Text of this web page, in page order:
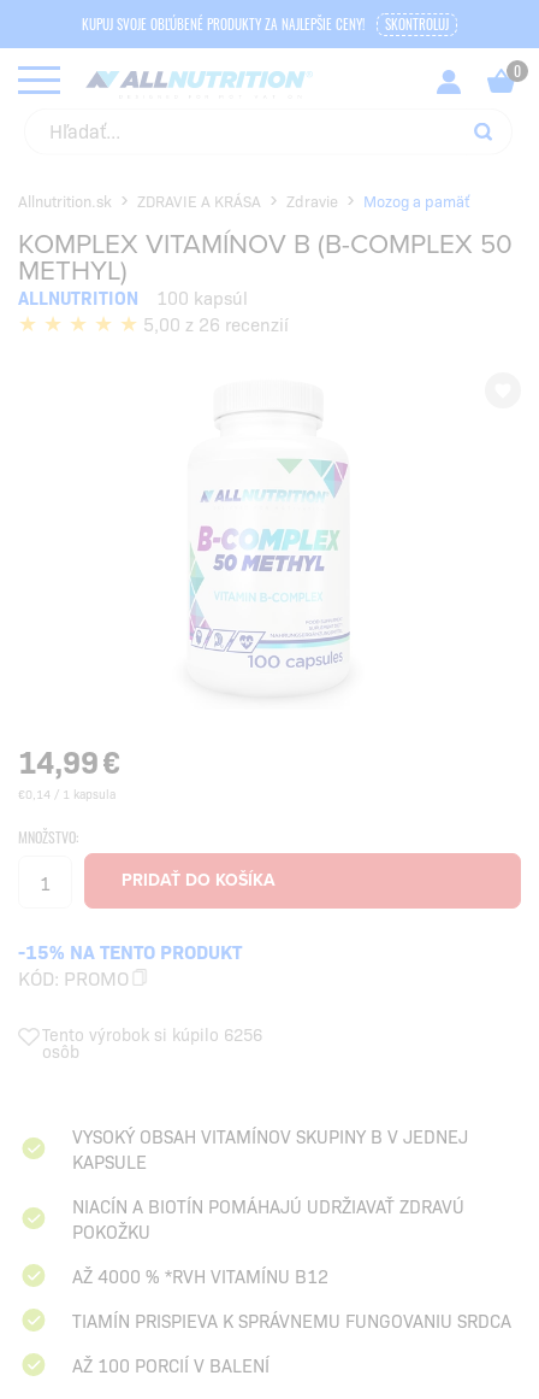
KUPUJ SVOJE OBĽÚBENÉ PRODUKTY ZA NAJLEPŠIE CENY! SKONTROLUJ
Allnutrition.sk ZDRAVIE A KRÁSA Zdravie Mozog a pamäť
KOMPLEX VITAMÍNOV B (B-COMPLEX 50
METHYL)
ALLNUTRITION
100 kapsúl
5,00 z 26 recenzií
14,99€
€0,14 / 1 kapsula
MNOŽSTVO:
-15% NA TENTO PRODUKT
KÓD: PROMO
Tento výrobok si kúpilo 6256
osôb
VYSOKÝ OBSAH VITAMÍNOV SKUPINY B V JEDNEJ
KAPSULE
NIACÍN A BIOTÍN POMÁHAJÚ UDRŽIAVAŤ ZDRAVÚ
POKOŽKU
AŽ 4000 % *RVH VITAMÍNU B12
TIAMÍN PRISPIEVA K SPRÁVNEMU FUNGOVANIU SRDCA
AŽ 100 PORCIÍ V BALENÍ